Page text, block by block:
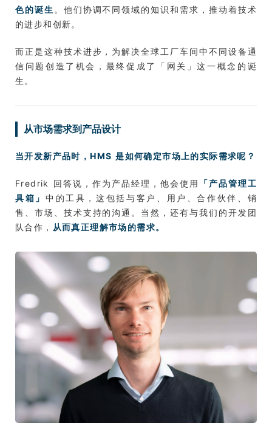
色的诞生 。他们协调不同领域的知识和需求，推动着技术
的进步和创新。
而正是这种技术进步，为解决全球工厂车间中不同设备通
信问题创造了机会，最终促成了「网关」这一概念的诞
生。
从市场需求到产品设计
当开发新产品时，HMS 是如何确定市场上的实际需求呢？
Fredrik 回答说，作为产品经理，他会使用
「产品管理工
具箱」 中的工具，这包括与客户、用户、合作伙伴、销
售、市场、技术支持的沟通。当然，还有与我们的开发团
队合作， 从而真正理解市场的需求。